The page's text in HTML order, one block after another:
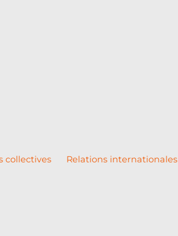
collectives Relations internationales